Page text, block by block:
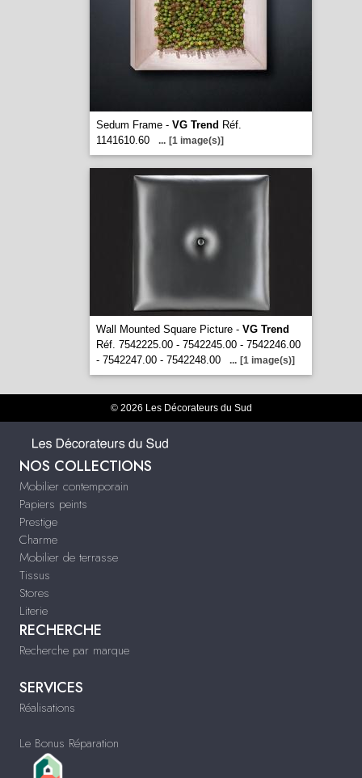
Sedum Frame - VG Trend Réf.
1141610.60
... [1 image(s)]
Wall Mounted Square Picture - VG Trend
Réf. 7542225.00 - 7542245.00 - 7542246.00
- 7542247.00 - 7542248.00
... [1 image(s)]
© 2026 Les Décorateurs du Sud
NOS COLLECTIONS
Mobilier contemporain
Papiers peints
Prestige
Charme
Mobilier de terrasse
Tissus
Stores
Literie
RECHERCHE
Recherche par marque
SERVICES
Réalisations
Le Bonus Réparation